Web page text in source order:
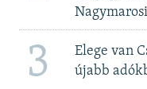
3
Elege van
újabb